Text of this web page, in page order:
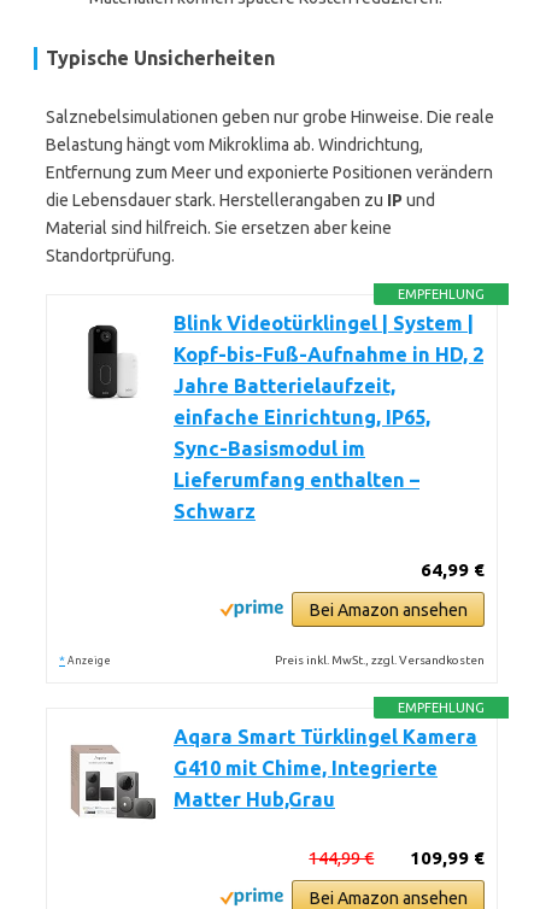
Typische Unsicherheiten
Salznebelsimulationen geben nur grobe Hinweise. Die reale
Belastung hängt vom Mikroklima ab. Windrichtung,
Entfernung zum Meer und exponierte Positionen verändern
die Lebensdauer stark. Herstellerangaben zu IP und
Material sind hilfreich. Sie ersetzen aber keine
Standortprüfung.
EMPFEHLUNG
Blink Videotürklingel | System |
Kopf-bis-Fuß-Aufnahme in HD, 2
Jahre Batterielaufzeit,
einfache Einrichtung, IP65,
Sync-Basismodul im
Lieferumfang enthalten –
Schwarz
64,99 €
Bei Amazon ansehen
* Anzeige Preis inkl. MwSt., zzgl. Versandkosten
EMPFEHLUNG
Aqara Smart Türklingel Kamera
G410 mit Chime, Integrierte
Matter Hub,Grau
109,99 €
144,99 €
Bei Amazon ansehen